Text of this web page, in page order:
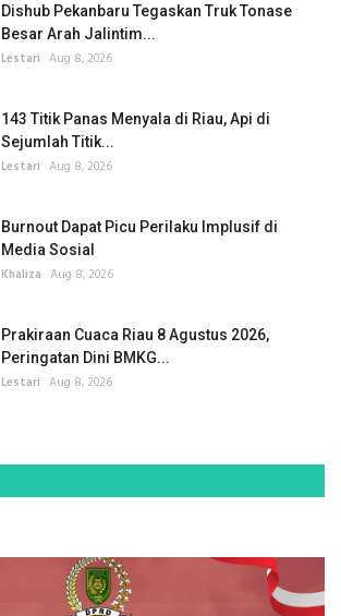
Dishub Pekanbaru Tegaskan Truk Tonase
Besar Arah Jalintim...
Lestari Aug 8, 2026
143 Titik Panas Menyala di Riau, Api di
Sejumlah Titik...
Lestari Aug 8, 2026
Burnout Dapat Picu Perilaku Implusif di
Media Sosial
Khaliza Aug 8, 2026
Prakiraan Cuaca Riau 8 Agustus 2026,
Peringatan Dini BMKG...
Lestari Aug 8, 2026